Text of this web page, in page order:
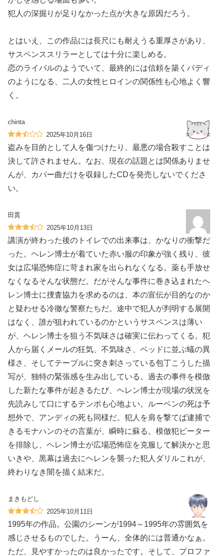
犯人の深掘りが足りなかった点が大きな原因だろう。
とはいえ、この作品には長尺にも耐えうる重厚さがあり、
サスペンススリラーとしては十分に楽しめる。
恋のライバルのようでいて、最終的には信頼を築くバディ
のようになる、二人の女性ヒロインの関係性も心地よく響
く。
chinta
2025年10月16日
盗みを目的として人を傷つけたり、最悪の場合殺すことは
決して許されません。なお、現在の話題とは関係ありませ
んが、カバー曲だけを収録したCDを発売しないでくださ
い。
田貫
2025年10月13日
講演が終わった後のトイレでの出来事は、かなりの衝撃だ
った。ヘレン博士が着ていた赤い服の印象が強く残り、彼
女は広場恐怖症に苛まれ家を出られなくなる。薬も手放せ
なくなるそんな状態だ。だがそんな事件に巻き込まれたヘ
レン博士に捜査協力を求めるのは、本の宣伝が目的なのか
と疑わせる冷徹な警察たちだ。途中で犯人が判明する展開
はなく、誰が狙われているのかというサスペンスは薄い
が、ヘレン博士を狙う不気味さは確実に伝わってくる。犯
人から届くメールの狂気、不気味さ、ベッドに並ぶ蟻の異
様さ、そしてテーブルに突き刺さっている包丁こうした描
写が、独特の緊張感を生み出している。過去の事件を模倣
した新たな事件が起きるたび、ヘレン博士が現場の状況を
先読みして口にするテンポも心地よい。ルーベンの死は予
想外で、アンディの死も同様だ。犯人を肩を撃てば逮捕で
きるモナハンのその言葉が、瞬時に蘇る。模倣犯ピーター
を排除し、ヘレン博士が広場恐怖症を克服して解決かと思
いきや、黒幕は過去にヘレンを襲った犯人ダリルこれが、
終わりなき闇を描く結末だ。
まきもどし
2025年10月11日
1995年の作品。公園のシーンが1994～1995年の雰囲気を
感じさせるものでした。うーん、全体的には普通かなぁ。
ただ、見やすかったのは良かったです。そして、プロファ